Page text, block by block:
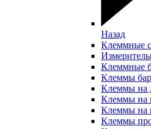
Назад
Клеммные
Клеммные
Клеммы
Клеммы на
Клеммы на
Клеммы на
Клеммы